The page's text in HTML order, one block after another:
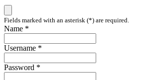
Fields marked with an asterisk (*) are required.
Name *
Username *
Password *